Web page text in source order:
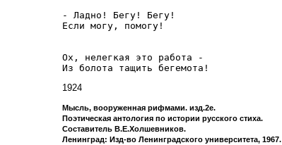
- Ладно! Бегу! Бегу!
Если могу, помогу!
Ох, нелегкая это работа -
Из болота тащить бегемота!
1924
Мысль, вооруженная рифмами. изд.2е.
Поэтическая антология по истории русского стиха.
Составитель В.Е.Холшевников.
Ленинград: Изд-во Ленинградского университета, 1967.